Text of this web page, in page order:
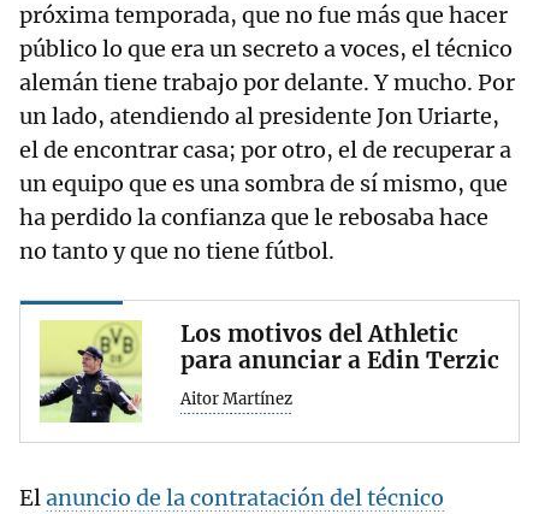
próxima temporada, que no fue más que hacer
público lo que era un secreto a voces, el técnico
alemán tiene trabajo por delante. Y mucho. Por
un lado, atendiendo al presidente Jon Uriarte,
el de encontrar casa; por otro, el de recuperar a
un equipo que es una sombra de sí mismo, que
ha perdido la confianza que le rebosaba hace
no tanto y que no tiene fútbol.
Los motivos del Athletic
para anunciar a Edin Terzic
Aitor Martínez
Elanuncio de la contratación del técnico